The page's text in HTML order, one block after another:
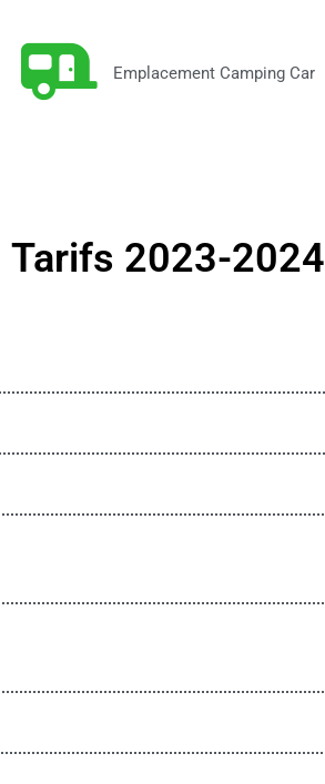
Emplacement Camping Car
Tarifs 2023-2024